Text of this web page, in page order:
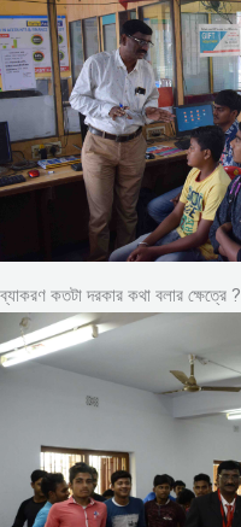
ব্যাকরণ কতটা দরকার কথা বলার ক্ষেত্রে ?